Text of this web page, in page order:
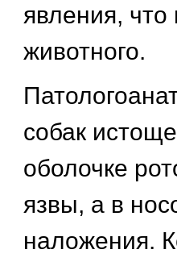
явления, что
животного.
собак
оболочке
язвы, а в
наложения.